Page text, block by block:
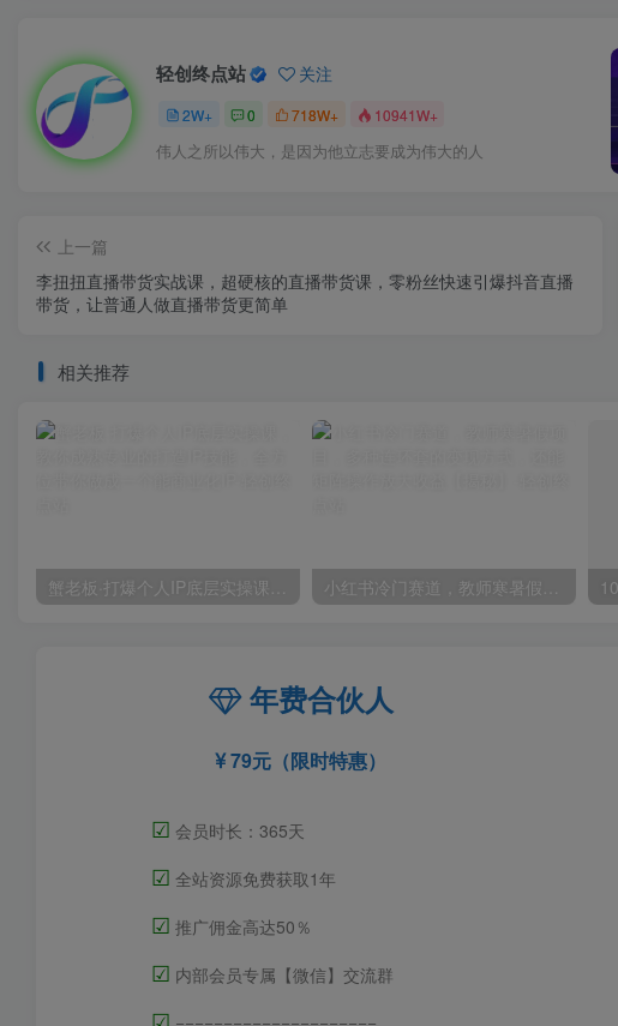
轻创终点站 关注
2W+ 0 718W+ 10941W+
伟人之所以伟大，是因为他立志要成为伟大的人
上一篇
李扭扭直播带货实战课，超硬核的直播带货课，零粉丝快速引爆抖音直播
带货，让普通人做直播带货更简单
相关推荐
蟹老板·打爆个人IP底层实操课，教你成熟专业的打造IP技能，全方位带你做成一个能商业化IP 小红书冷门赛道，教师寒暑假项目，多种连环套的变现方式，还能矩阵操作放大收益【揭秘】
年费合伙人
79元（限时特惠）
☑ 会员时长：365天
☑ 全站资源免费获取1年
☑ 推广佣金高达50％
☑ 内部会员专属【微信】交流群